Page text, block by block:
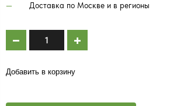
Доставка по Москве и в регионы
Добавить в корзину